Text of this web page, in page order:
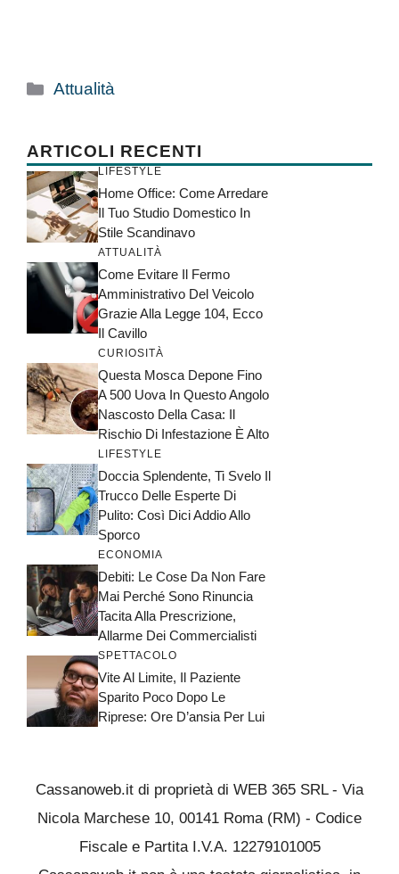
Categorie
Attualità
ARTICOLI RECENTI
LIFESTYLE
Home Office: Come Arredare
Il Tuo Studio Domestico In
Stile Scandinavo
ATTUALITÀ
Come Evitare Il Fermo
Amministrativo Del Veicolo
Grazie Alla Legge 104, Ecco
Il Cavillo
CURIOSITÀ
Questa Mosca Depone Fino
A 500 Uova In Questo Angolo
Nascosto Della Casa: Il
Rischio Di Infestazione È Alto
LIFESTYLE
Doccia Splendente, Ti Svelo Il
Trucco Delle Esperte Di
Pulito: Così Dici Addio Allo
Sporco
ECONOMIA
Debiti: Le Cose Da Non Fare
Mai Perché Sono Rinuncia
Tacita Alla Prescrizione,
Allarme Dei Commercialisti
SPETTACOLO
Vite Al Limite, Il Paziente
Sparito Poco Dopo Le
Riprese: Ore D’ansia Per Lui
Cassanoweb.it di proprietà di WEB 365 SRL - Via
Nicola Marchese 10, 00141 Roma (RM) - Codice
Fiscale e Partita I.V.A. 12279101005